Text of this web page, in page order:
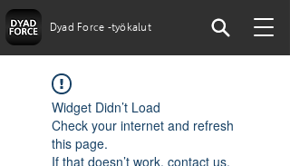
Dyad Force -työkalut
Widget Didn’t Load
Check your internet and refresh
this page.
If that doesn’t work, contact us.